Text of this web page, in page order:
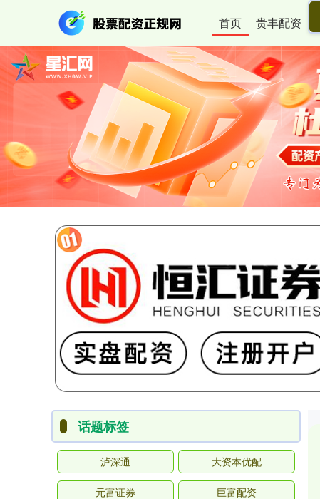
首页 贵丰配资
话题标签
泸深通 大资本优配
元富证券 巨富配资